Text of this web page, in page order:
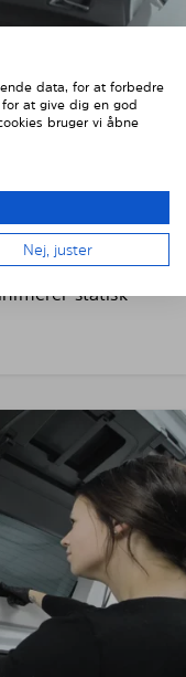
FOLIE
og
træk langsomt
statisk
data, for at forbedre
at give dig en god
bruger vi åbne
Nej, juster